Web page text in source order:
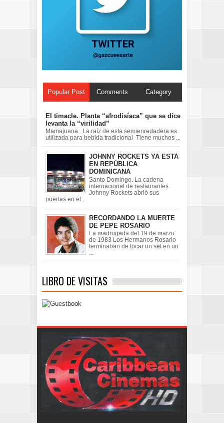
Popular Post Comments Category
El timacle. Planta “afrodisíaca” que se dice
levanta la “virilidad”
Mamajuana . La raíz de esta semienredadera es
utilizada para bebida tradicional Tiene muchos ...
JOHNNY ROCKETS YA ESTA
EN REPÚBLICA
DOMINICANA
Santo Domingo. La cadena
internacional de restaurantes
Johnny Rockets abrió sus
puertas en el ...
RECORDANDO LA MUERTE
DE PEPE ROSARIO
La madrugada del 19 de marzo
de 1983 Los Hermanos Rosario
terminaban de tocar un set en un
...
LIBRO DE VISITAS